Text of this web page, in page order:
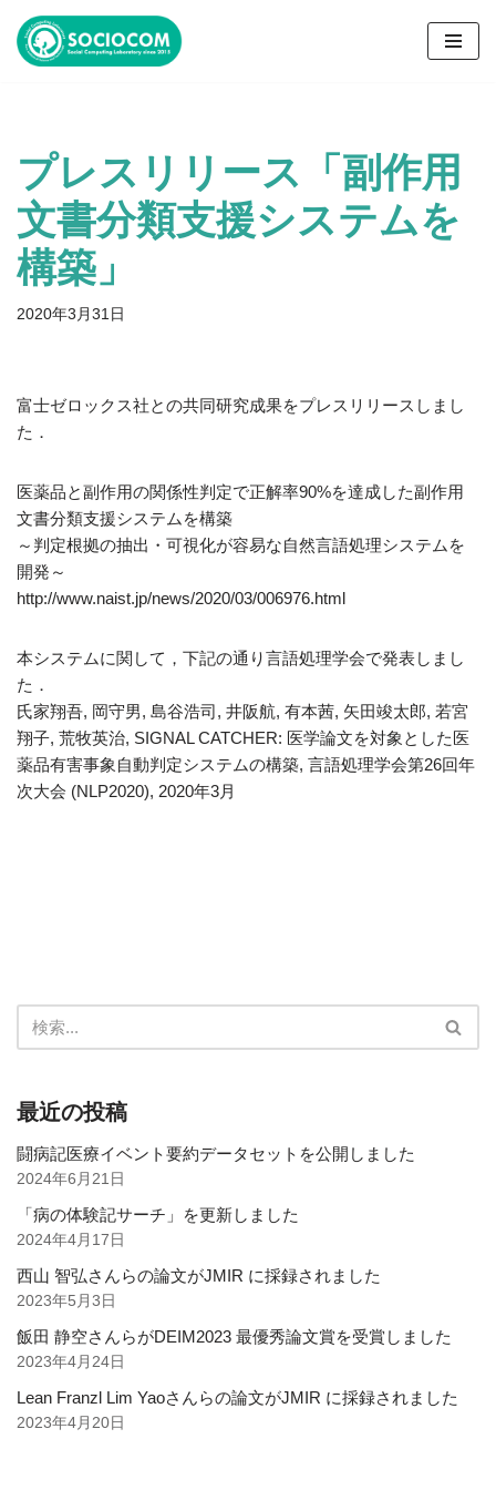
コ
ツ
へ
ス
キ
ッ
プレスリリース「副作用
文書分類支援システムを
構築」
2020年3月31日
富士ゼロックス社との共同研究成果をプレスリリースしまし
た．
医薬品と副作用の関係性判定で正解率90%を達成した副作用
文書分類支援システムを構築
～判定根拠の抽出・可視化が容易な自然言語処理システムを
開発～
http://www.naist.jp/news/2020/03/006976.html
本システムに関して，下記の通り言語処理学会で発表しまし
た．
氏家翔吾, 岡守男, 島谷浩司, 井阪航, 有本茜, 矢田竣太郎, 若宮
翔子, 荒牧英治, SIGNAL CATCHER: 医学論文を対象とした医
薬品有害事象自動判定システムの構築, 言語処理学会第26回年
次大会 (NLP2020), 2020年3月
最近の投稿
闘病記医療イベント要約データセットを公開しました
2024年6月21日
「病の体験記サーチ」を更新しました
2024年4月17日
西山 智弘さんらの論文がJMIR に採録されました
2023年5月3日
飯田 静空さんらがDEIM2023 最優秀論文賞を受賞しました
2023年4月24日
Lean Franzl Lim Yaoさんらの論文がJMIR に採録されました
2023年4月20日